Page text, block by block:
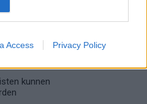
Access Privacy Policy
strafschop zonder
kunnen